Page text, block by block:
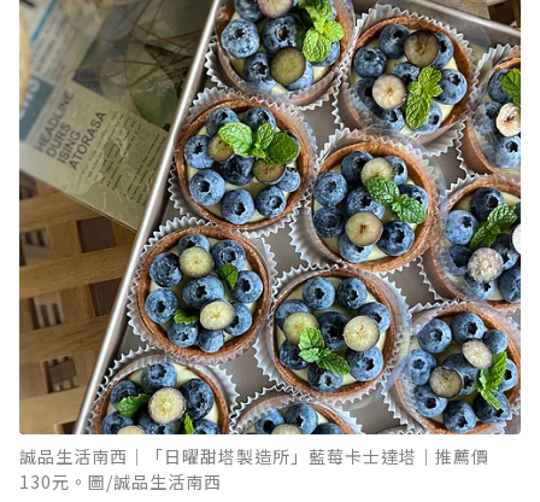
誠品生活南西│「日曜甜塔製造所」藍莓卡士達塔│推薦價
130元。圖/誠品生活南西